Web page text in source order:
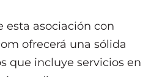
esta asociación con
ofrecerá una sólida
que incluye servicios en